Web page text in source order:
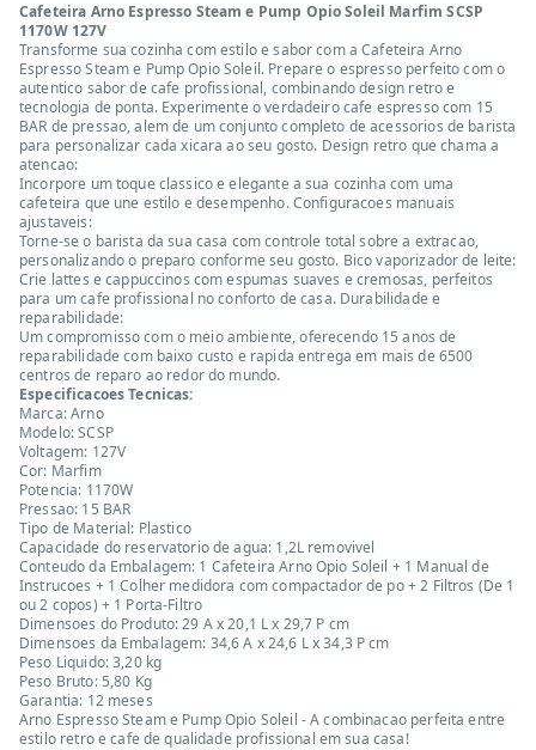
Cafeteira Arno Espresso Steam e Pump Opio Soleil Marfim SCSP
1170W 127V
Transforme sua cozinha com estilo e sabor com a Cafeteira Arno
Espresso Steam e Pump Opio Soleil. Prepare o espresso perfeito com o
autentico sabor de cafe profissional, combinando design retro e
tecnologia de ponta. Experimente o verdadeiro cafe espresso com 15
BAR de pressao, alem de um conjunto completo de acessorios de barista
para personalizar cada xicara ao seu gosto. Design retro que chama a
atencao:
Incorpore um toque classico e elegante a sua cozinha com uma
cafeteira que une estilo e desempenho. Configuracoes manuais
ajustaveis:
Torne-se o barista da sua casa com controle total sobre a extracao,
personalizando o preparo conforme seu gosto. Bico vaporizador de leite:
Crie lattes e cappuccinos com espumas suaves e cremosas, perfeitos
para um cafe profissional no conforto de casa. Durabilidade e
reparabilidade:
Um compromisso com o meio ambiente, oferecendo 15 anos de
reparabilidade com baixo custo e rapida entrega em mais de 6500
centros de reparo ao redor do mundo.
Especificacoes Tecnicas:
Marca: Arno
Modelo: SCSP
Voltagem: 127V
Cor: Marfim
Potencia: 1170W
Pressao: 15 BAR
Tipo de Material: Plastico
Capacidade do reservatorio de agua: 1,2L removivel
Conteudo da Embalagem: 1 Cafeteira Arno Opio Soleil + 1 Manual de
Instrucoes + 1 Colher medidora com compactador de po + 2 Filtros (De 1
ou 2 copos) + 1 Porta-Filtro
Dimensoes do Produto: 29 A x 20,1 L x 29,7 P cm
Dimensoes da Embalagem: 34,6 A x 24,6 L x 34,3 P cm
Peso Liquido: 3,20 kg
Peso Bruto: 5,80 Kg
Garantia: 12 meses
Arno Espresso Steam e Pump Opio Soleil - A combinacao perfeita entre
estilo retro e cafe de qualidade profissional em sua casa!